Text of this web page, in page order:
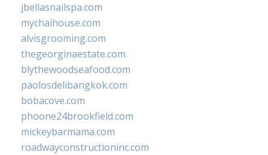
jbellasnailspa.com
mychaihouse.com
alvisgrooming.com
thegeorginaestate.com
blythewoodseafood.com
paolosdelibangkok.com
bobacove.com
phoone24brookfield.com
mickeybarmama.com
roadwayconstructioninc.com